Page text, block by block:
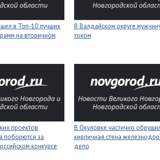
в Топ-10 лучших
на вторичном
В Валдайском округе
током
проектов
поборются за
конкурсе
В Окуловке частично
кирпичная стена
депо